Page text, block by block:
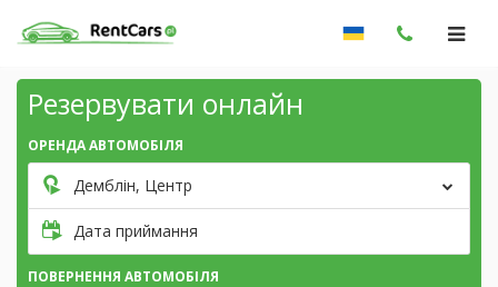
Резервувати онлайн
ОРЕНДА АВТОМОБІЛЯ
Демблін, Центр
Дата приймання
ПОВЕРНЕННЯ АВТОМОБІЛЯ